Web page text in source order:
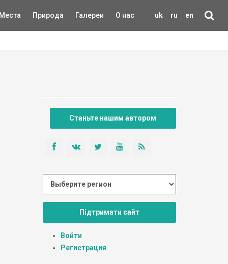
uk ru en
Природа Галереи О нас
Станьте нашим автором
Підтримати сайт
Войти
Регистрация